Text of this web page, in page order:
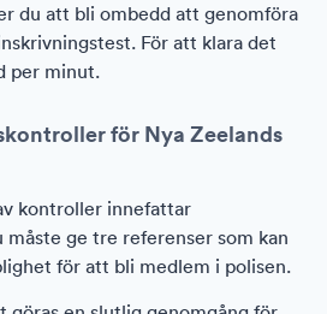
du att bli ombedd att genomföra
För att klara det
per minut.
för Nya Zeelands
kontroller innefattar
ge tre referenser som kan
för att bli medlem i polisen.